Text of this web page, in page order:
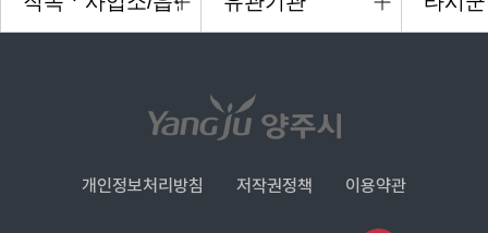
개인정보처리방침 저작권정책 이용약관